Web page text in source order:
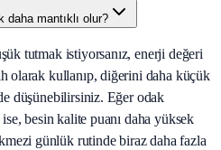
daha mantıklı olur?
tutmak istiyorsanız, enerji değeri
olarak kullanıp, diğerini daha küçük
düşünebilirsiniz. Eğer odak
besin kalite puanı daha yüksek
günlük rutinde biraz daha fazla